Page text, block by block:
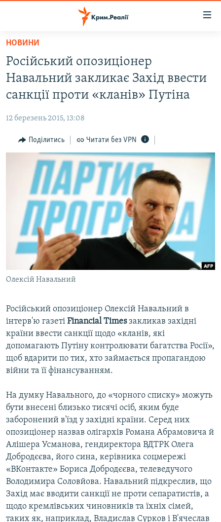
Перейти
основного
матеріалу
до
основної
навігації
Перейти
до
ВІДЕО ТА ФОТО
БЛОГИ
ПОГЛЯД
ІНТЕРВ'Ю
ВСЕ ЗА ДЕНЬ
СПЕЦПРОЕКТИ
ДЕПОРТАЦІЯ
ВІДЕОУРОКИ «ELIFBE»
СВІДЧЕННЯ ОКУПАЦІЇ
УКРАЇНСЬКА ПРОБЛЕМА КРИМУ
ІНФОГРАФІКА
ЯК ОБІЙТИ БЛОКУВАННЯ
Русский
Qırımtatar
ДОЛУЧАЙСЯ!
Усі сайти RFE/RL
НОВИНИ
Російський опозиціонер
Навальний закликає Захід ввести
санкції проти «кланів» Путіна
12 березень 2015, 13:08
Поділитись Читати без VPN
Олексій Навальний
Російський опозиціонер Олексій Навальний в
інтерв'ю газеті Financial Timesзакликав західні
країни ввести санкції щодо «кланів, які
допомагають Путіну контролювати багатства Росії»,
щоб вдарити по тих, хто займається пропагандою
війни та її фінансуванням.
На думку Навального, до «чорного списку» можуть
бути внесені близько тисячі осіб, яким буде
заборонений в'їзд у західні країни. Серед них
опозиціонер назвав олігархів Романа Абрамовича й
Алішера Усманова, гендиректора ВДТРК Олега
Добродєєва, його сина, керівника соцмережі
«ВКонтакте» Бориса Добродєєва, телеведучого
Володимира Соловйова. Навальний підкреслив, що
Захід має вводити санкції не проти сепаратистів, а
щодо кремлівських чиновників та їхніх сімей,
таких як, наприклад, Владислав Сурков і В'ячеслав